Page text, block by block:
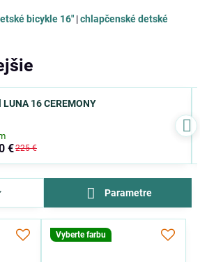
bicykle 16" |chlapčenské detské
16 CEREMONY
€225 €
Parametre
Vyberte farbu